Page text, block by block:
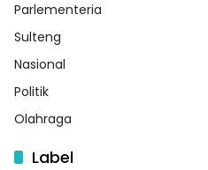
Parlementeria
Sulteng
Nasional
Politik
Olahraga
Label